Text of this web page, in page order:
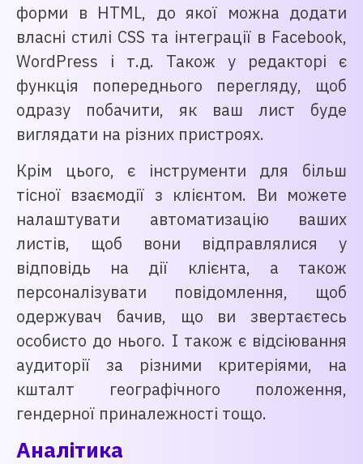
форми в HTML, до якої можна додати
власні стилі CSS та інтеграції в Facebook,
WordPress і т.д. Також у редакторі є
функція попереднього перегляду, щоб
одразу побачити, як ваш лист буде
виглядати на різних пристроях.
Крім цього, є інструменти для більш
тісної взаємодії з клієнтом. Ви можете
налаштувати автоматизацію ваших
листів, щоб вони відправлялися у
відповідь на дії клієнта, а також
персоналізувати повідомлення, щоб
одержувач бачив, що ви звертаєтесь
особисто до нього. І також є відсіювання
аудиторії за різними критеріями, на
кшталт географічного положення,
гендерної приналежності тощо.
Аналітика